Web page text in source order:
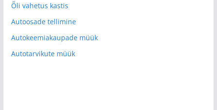
Õli vahetus kastis
Autoosade tellimine
Autokeemiakaupade müük
Autotarvikute müük